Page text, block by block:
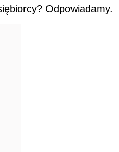
Odpowiadamy.